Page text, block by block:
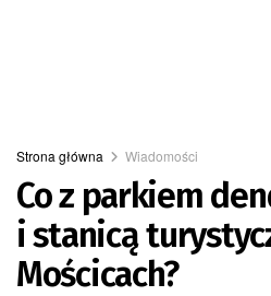
Strona główna Wiadomości
Co z parkiem
i stanicą
Mościcach?